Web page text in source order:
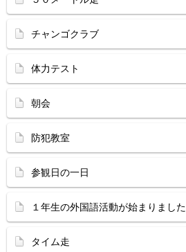
チャンゴクラブ
体力テスト
朝会
防犯教室
参観日の一日
１年生の外国語活動が始まりました
タイム走